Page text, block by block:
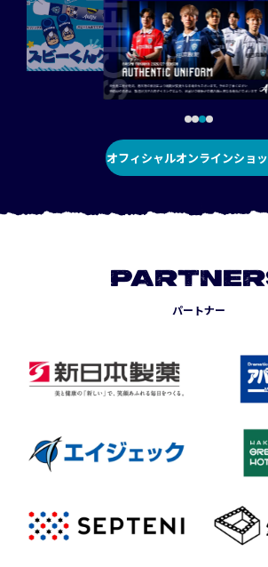
オフィシャルオンラインショ
パートナー